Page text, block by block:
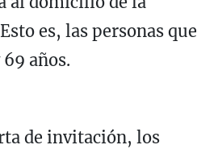
es, las personas que
años.
de invitación, los